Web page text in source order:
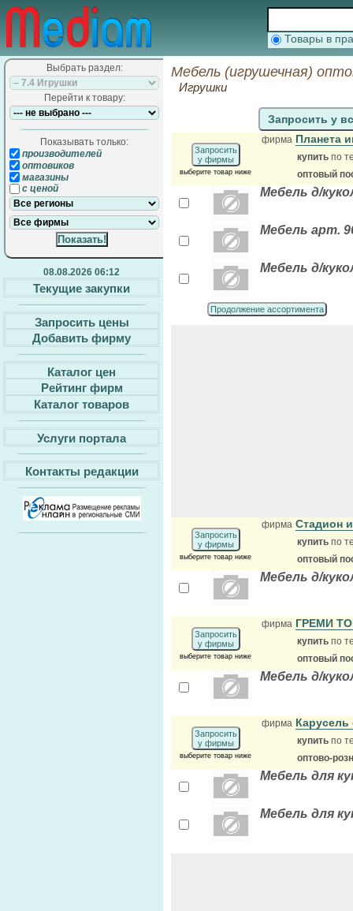
Товары в
Выбрать раздел:
Перейти к товару:
Показывать только:
производителей
оптовиков
магазины
с ценой
08.08.2026 06:12
Текущие закупки
Запросить цены
Добавить фирму
Каталог цен
Рейтинг фирм
Каталог товаров
Услуги портала
Контакты редакции
Мебель (игрушечная)
Игрушки
Запросить у
Запросить
у фирмы
выберите товар ниже
фирма Планета
купить по
оптовый
Мебель д/
Мебель арт.
Мебель д/
Продолжение ассортимента
Запросить
у фирмы
выберите товар ниже
фирма Стадион
купить по
оптовый
Мебель д/
Запросить
у фирмы
выберите товар ниже
фирма ГРЕМИ
купить по
оптовый
Мебель д/
Запросить
у фирмы
выберите товар ниже
фирма
купить по
оптово-
Мебель для
Мебель для